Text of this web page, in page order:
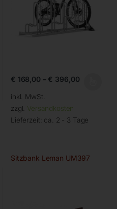
€ 168,00 – € 396,00
inkl. MwSt.
zzgl. Versandkosten
Lieferzeit: ca. 2 - 3 Tage
Sitzbank Leman UM397